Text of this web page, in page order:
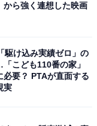
から強く連想した映画
駆け込み実績ゼロ」の
こども110番の家」
必要？ PTAが直面する
実